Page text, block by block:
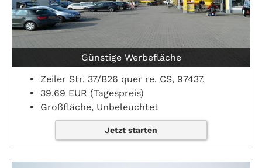
Günstige Werbefläche
Zeiler Str. 37/B26 quer re. CS, 97437,
39,69 EUR (Tagespreis)
Großfläche, Unbeleuchtet
Jetzt starten